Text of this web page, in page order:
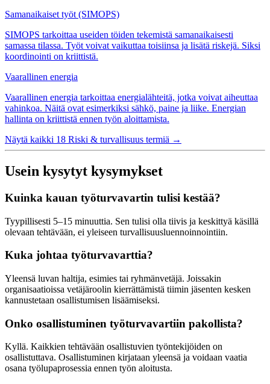
Samanaikaiset työt (SIMOPS)
SIMOPS tarkoittaa useiden töiden tekemistä samanaikaisesti
samassa tilassa. Työt voivat vaikuttaa toisiinsa ja lisätä riskejä. Siksi
koordinointi on kriittistä.
Vaarallinen energia
Vaarallinen energia tarkoittaa energialähteitä, jotka voivat aiheuttaa
vahinkoa. Näitä ovat esimerkiksi sähkö, paine ja liike. Energian
hallinta on kriittistä ennen työn aloittamista.
Näytä kaikki 18 Riski & turvallisuus termiä →
Usein kysytyt kysymykset
Kuinka kauan työturvavartin tulisi kestää?
Tyypillisesti 5–15 minuuttia. Sen tulisi olla tiivis ja keskittyä käsillä
olevaan tehtävään, ei yleiseen turvallisuusluennoinnointiin.
Kuka johtaa työturvavarttia?
Yleensä luvan haltija, esimies tai ryhmänvetäjä. Joissakin
organisaatioissa vetäjäroolin kierrättämistä tiimin jäsenten kesken
kannustetaan osallistumisen lisäämiseksi.
Onko osallistuminen työturvavartiin pakollista?
Kyllä. Kaikkien tehtävään osallistuvien työntekijöiden on
osallistuttava. Osallistuminen kirjataan yleensä ja voidaan vaatia
osana työlupaprosessia ennen työn aloitusta.